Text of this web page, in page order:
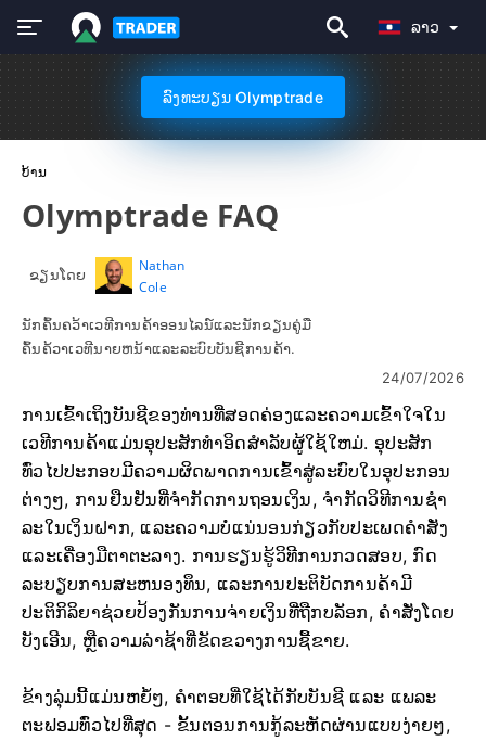
ລາວ
ລົງທະບຽນ Olymptrade
ບ້ານ
Olymptrade FAQ
ຂຽນໂດຍ
Nathan
Cole
ນັກຄົ້ນຄວ້າເວທີການຄ້າອອນໄລນ໌ແລະນັກຂຽນຄູ່ມື
ຄົ້ນຄ້ວາເວທີນາຍຫນ້າແລະລະບົບບັນຊີການຄ້າ.
24/07/2026
ການເຂົ້າເຖິງບັນຊີຂອງທ່ານທີ່ສອດຄ່ອງແລະຄວາມເຂົ້າໃຈໃນ
ເວທີການຄ້າແມ່ນອຸປະສັກທໍາອິດສໍາລັບຜູ້ໃຊ້ໃຫມ່. ອຸປະສັກ
ທົ່ວໄປປະກອບມີຄວາມຜິດພາດການເຂົ້າສູ່ລະບົບໃນອຸປະກອນ
ຕ່າງໆ, ການຢືນຢັນທີ່ຈໍາກັດການຖອນເງິນ, ຈໍາກັດວິທີການຊໍາ
ລະໃນເງິນຝາກ, ແລະຄວາມບໍ່ແນ່ນອນກ່ຽວກັບປະເພດຄໍາສັ່ງ
ແລະເຄື່ອງມືຕາຕະລາງ. ການຮຽນຮູ້ວິທີການກວດສອບ, ກົດ
ລະບຽບການສະຫນອງທຶນ, ແລະການປະຕິບັດການຄ້າມີ
ປະຕິກິລິຍາຊ່ວຍປ້ອງກັນການຈ່າຍເງິນທີ່ຖືກບລັອກ, ຄໍາສັ່ງໂດຍ
ບັງເອີນ, ຫຼືຄວາມລ່າຊ້າທີ່ຂັດຂວາງການຊື້ຂາຍ.
ຂ້າງລຸ່ມນີ້ແມ່ນຫຍໍ້ໆ, ຄໍາຕອບທີ່ໃຊ້ໄດ້ກັບບັນຊີ ແລະ ແພລະ
ຕະຟອມທົ່ວໄປທີ່ສຸດ - ຂັ້ນຕອນການກູ້ລະຫັດຜ່ານແບບງ່າຍໆ,